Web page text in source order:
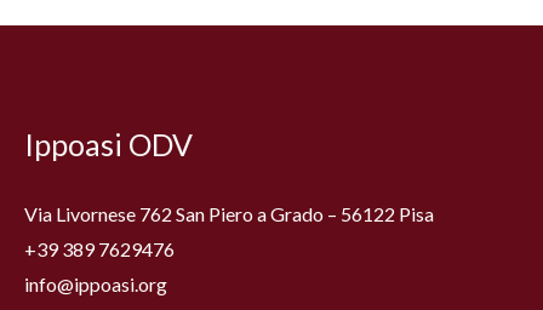
Ippoasi ODV
Via Livornese 762 San Piero a Grado – 56122 Pisa
+39 389 7629476
info@ippoasi.org